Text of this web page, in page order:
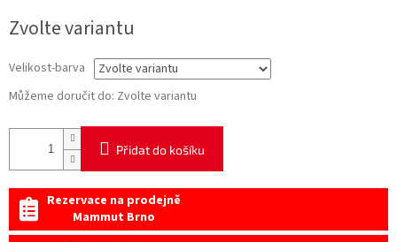
cena:
Zvolte variantu
Velikost-barva
Můžeme doručit do: Zvolte variantu
Přidat do košíku
Rezervace na prodejně
Mammut Brno